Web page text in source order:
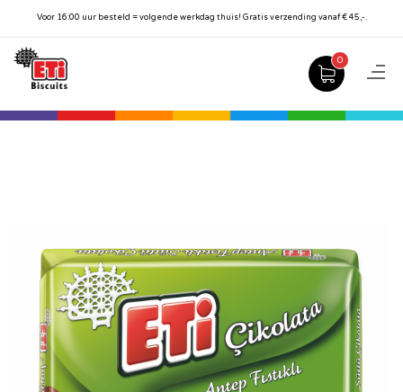
Voor 16:00 uur besteld = volgende werkdag thuis! Gratis verzending vanaf € 45,-.
0